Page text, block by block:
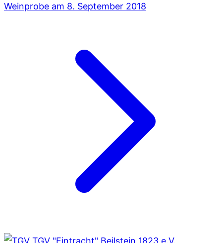
Weinprobe am 8. September 2018
TGV "Eintracht" Beilstein 1823 e.V.